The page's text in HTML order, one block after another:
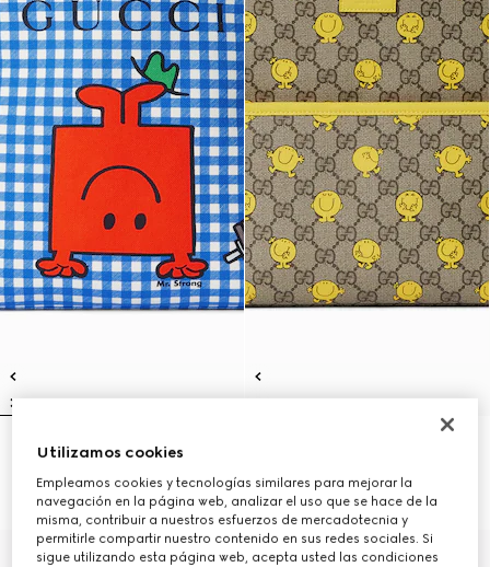
Mochila infantil estampada
€ 1.100
Utilizamos cookies
Empleamos cookies y tecnologías similares para mejorar la
navegación en la página web, analizar el uso que se hace de la
misma, contribuir a nuestros esfuerzos de mercadotecnia y
permitirle compartir nuestro contenido en sus redes sociales. Si
sigue utilizando esta página web, acepta usted las condiciones